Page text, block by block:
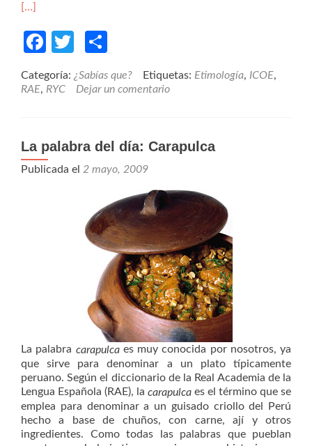
[…]
Facebook
Twitter
Categoría: ¿Sabías que? Etiquetas: Etimología, ICOE,
RAE, RYC Dejar un comentario
La palabra del día: Carapulca
Publicada el 2 mayo, 2009
La palabra carapulcaes muy conocida por nosotros, ya
que sirve para denominar a un plato típicamente
peruano. Según el diccionario de la Real Academia de la
Lengua Española (RAE), la carapulca es el término que se
emplea para denominar a un guisado criollo del Perú
hecho a base de chuños, con carne, ají y otros
ingredientes. Como todas las palabras que pueblan